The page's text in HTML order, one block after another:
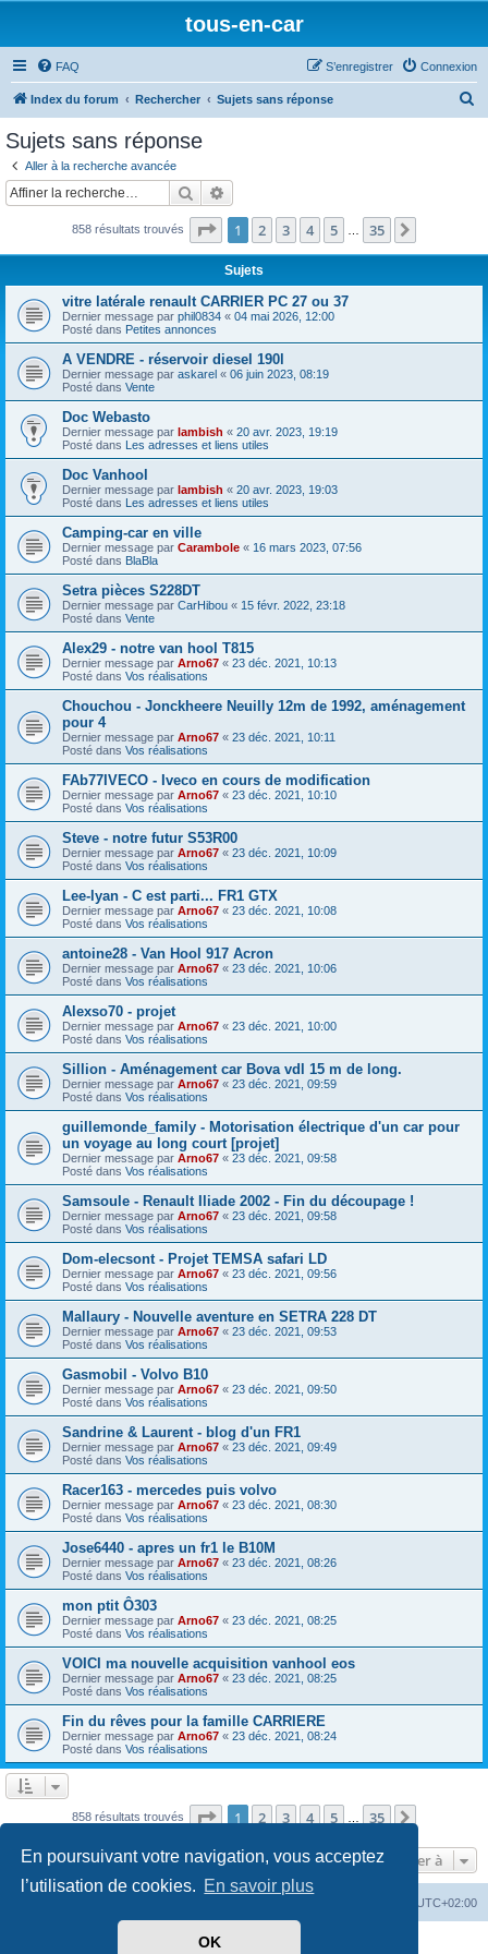
En poursuivant votre navigation, vous acceptez
l’utilisation de cookies. En savoir plus
OK
tous-en-car
FAQ Connexion
S’enregistrer
Index du forum Rechercher Sujets sans réponse
c
Sujets sans réponse
Aller à la recherche avancée
Rechercher
858 résultats trouvés Page 1sur35
1 2 3 4 5 35
Sujets
vitre latérale renault CARRIER PC 27 ou 37
Dernier message par phil0834 « 04 mai 2026, 12:00
Posté dans Petites annonces
A VENDRE - réservoir diesel 190l
Dernier message par askarel « 06 juin 2023, 08:19
Posté dans Vente
Doc Webasto
Dernier message par lambish « 20 avr. 2023, 19:19
Posté dans Les adresses et liens utiles
Doc Vanhool
Dernier message par lambish « 20 avr. 2023, 19:03
Posté dans Les adresses et liens utiles
Camping-car en ville
Dernier message par Carambole « 16 mars 2023, 07:56
Posté dans BlaBla
Setra pièces S228DT
Dernier message par CarHibou « 15 févr. 2022, 23:18
Posté dans Vente
Alex29 - notre van hool T815
Dernier message par Arno67 « 23 déc. 2021, 10:13
Posté dans Vos réalisations
Chouchou - Jonckheere Neuilly 12m de 1992, aménagement
pour 4
Dernier message par Arno67 « 23 déc. 2021, 10:11
Posté dans Vos réalisations
FAb77IVECO - Iveco en cours de modification
Dernier message par Arno67 « 23 déc. 2021, 10:10
Posté dans Vos réalisations
Steve - notre futur S53R00
Dernier message par Arno67 « 23 déc. 2021, 10:09
Posté dans Vos réalisations
Lee-lyan - C est parti... FR1 GTX
Dernier message par Arno67 « 23 déc. 2021, 10:08
Posté dans Vos réalisations
antoine28 - Van Hool 917 Acron
Dernier message par Arno67 « 23 déc. 2021, 10:06
Posté dans Vos réalisations
Alexso70 - projet
Dernier message par Arno67 « 23 déc. 2021, 10:00
Posté dans Vos réalisations
Sillion - Aménagement car Bova vdl 15 m de long.
Dernier message par Arno67 « 23 déc. 2021, 09:59
Posté dans Vos réalisations
guillemond​e_family - Motorisation électrique d'un car pour
un voyage au long court [projet]
Dernier message par Arno67 « 23 déc. 2021, 09:58
Posté dans Vos réalisations
Samsoule - Renault Iliade 2002 - Fin du découpage !
Dernier message par Arno67 « 23 déc. 2021, 09:58
Posté dans Vos réalisations
Dom-elecso​nt - Projet TEMSA safari LD
Dernier message par Arno67 « 23 déc. 2021, 09:56
Posté dans Vos réalisations
Mallaury - Nouvelle aventure en SETRA 228 DT
Dernier message par Arno67 « 23 déc. 2021, 09:53
Posté dans Vos réalisations
Gasmobil - Volvo B10
Dernier message par Arno67 « 23 déc. 2021, 09:50
Posté dans Vos réalisations
Sandrine & Laurent - blog d'un FR1
Dernier message par Arno67 « 23 déc. 2021, 09:49
Posté dans Vos réalisations
Racer163 - mercedes puis volvo
Dernier message par Arno67 « 23 déc. 2021, 08:30
Posté dans Vos réalisations
Jose6440 - apres un fr1 le B10M
Dernier message par Arno67 « 23 déc. 2021, 08:26
Posté dans Vos réalisations
mon ptit Ô303
Dernier message par Arno67 « 23 déc. 2021, 08:25
Posté dans Vos réalisations
VOICI ma nouvelle acquisition vanhool eos
Dernier message par Arno67 « 23 déc. 2021, 08:25
Posté dans Vos réalisations
Fin du rêves pour la famille CARRIERE
Dernier message par Arno67 « 23 déc. 2021, 08:24
Posté dans Vos réalisations
858 résultats trouvés Page 1sur35
1 2 3 4 5 35
Aller à
UTC+02:00
phpBB ® Forum Software © phpBB Limited